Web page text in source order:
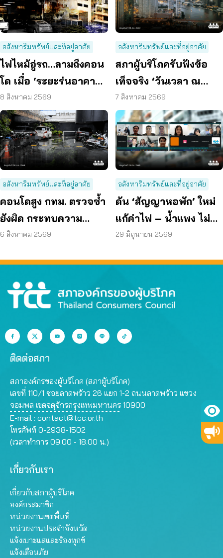
อสังหาริมทรัพย์และที่อยู่อาศัย
ไฟไหม้อู่รถ…ลามถึงคอน
โด เมื่อ ‘ระยะร่นอาคาร’
ถูกละเลย ผู้บริโภคจึงต้อง
เสี่ยง
8 สิงหาคม 2569
อสังหาริมทรัพย์และที่อยู่อาศัย
สภาผู้บริโภครับฟังข้อ
เท็จจริง ‘วันเวลา ณ
เจ้าพระยา’ ยืนยันมีถนน
6 ม. รอบอาคาร
7 สิงหาคม 2569
อสังหาริมทรัพย์และที่อยู่อาศัย
คอนโดสูง กทม. ตรวจซ้ำ
ยังผิด กระทบความ
ปลอดภัย
6 สิงหาคม 2569
อสังหาริมทรัพย์และที่อยู่อาศัย
ดัน ‘สัญญาหอพัก’ ใหม่
แก้ค่าไฟ – น้ำแพง ไม่
คืนเงินประกัน
29 มิถุนายน 2569
ติดต่อสภา
สภาองค์กรของผู้บริโภค (สภาผู้บริโภค)
เลขที่ 110/1 ซอยลาดพร้าว 26 แยก 1-2 ถนนลาดพร้าว แขวง
จอมพล เขตจตุจักรกรุงเทพมหานคร 10900
E-mail : contact@tcc.or.th
โทรศัพท์ 0-2938-1502
(เวลาทำการ 09.00 - 18.00 น.)
เกี่ยวกับเรา
เกี่ยวกับสภาผู้บริโภค
องค์กรสมาชิก
หน่วยงานเขตพื้นที่
หน่วยงานประจำจังหวัด
แจ้งเบาะแสและร้องทุกข์
แจ้งเตือนภัย